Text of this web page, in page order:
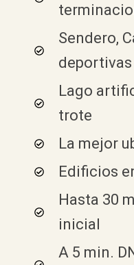
Sendero,
deportivas
Lago
trote
La mejor
Edificios
Hasta 30
inicial
A 5 min.